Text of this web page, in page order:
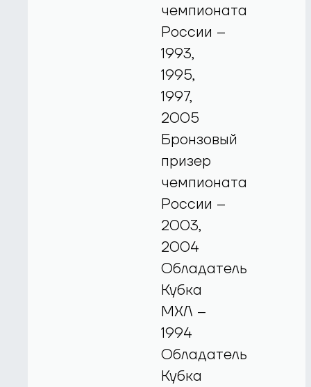
чемпионата
России –
1993,
1995,
1997,
2005
Бронзовый
призер
чемпионата
России –
2003,
2004
Обладатель
Кубка
МХЛ –
1994
Обладатель
Кубка